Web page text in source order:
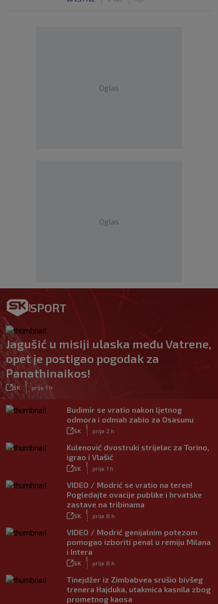
Oglas
Oglas
SPORT
Jagušić u misiji ulaska među Vatrene,
opet je postigao pogodak za
Panathinaikos!
SK prije 1 h
Budimir se vratio nakon ljetnog
odmora i odmah zabio za Osasunu
SK prije 2 h
Kulenović dvostruki strijelac za Torino,
igrao i Vlašić
SK prije 1 h
VIDEO / Modrić se vratio na teren!
Pogledajte ovacije publike i hrvatske
zastave na tribinama
SK prije 8 h
VIDEO / Modrić genijalnim potezom
pomogao izboriti penal u remiju Milana
i Intera
SK prije 8 h
Tinejdžer iz Zimbabvea srušio bivšeg
trenera Hajduka, utakmica kasnila zbog
prometnog kaosa